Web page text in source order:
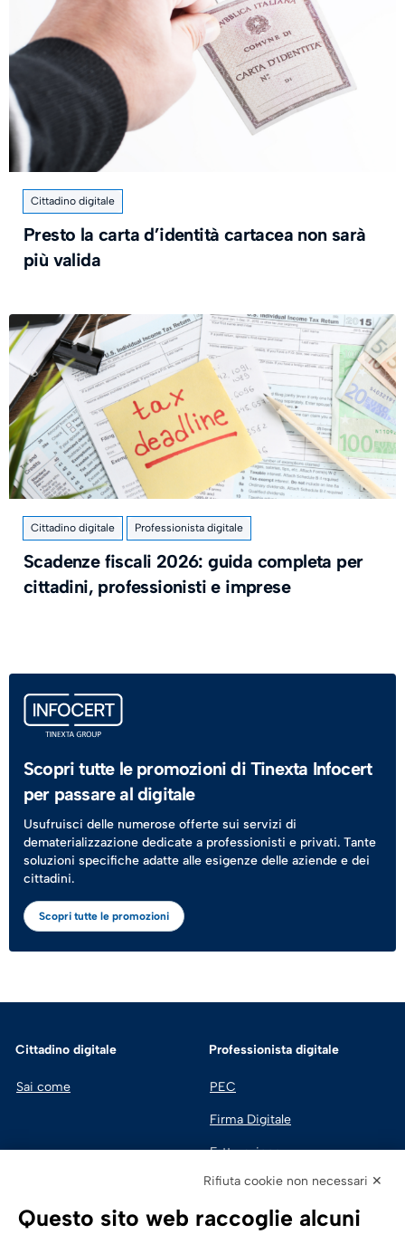
Cittadino digitale
Presto la carta d’identità cartacea non sarà
più valida
Cittadino digitale Professionista digitale
​Scadenze fiscali 2026: guida completa per
cittadini, professionisti e imprese
Scopri tutte le promozioni di Tinexta Infocert
per passare al digitale
Usufruisci delle numerose offerte sui servizi di
dematerializzazione dedicate a professionisti e privati. Tante
soluzioni specifiche adatte alle esigenze delle aziende e dei
cittadini.
Scopri tutte le promozioni
Cittadino digitale
Sai come
Professionista digitale
PEC
Firma Digitale
Fatturazione
Rifiuta cookie non necessari ✕
Questo sito web raccoglie alcuni